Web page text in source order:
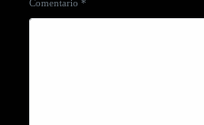
Comentario*